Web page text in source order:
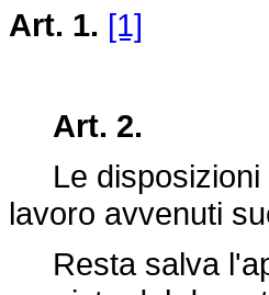
Art. 1. [1]
Art. 2.
Le disposizioni
lavoro avvenuti
Resta salva